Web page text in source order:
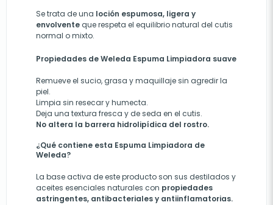
Se trata de una loción espumosa, ligera y
envolvente que respeta el equilibrio natural del cutis
normal o mixto.
Propiedades de Weleda Espuma Limpiadora suave
Remueve el sucio, grasa y maquillaje sin agredir la
piel.
Limpia sin resecar y humecta.
Deja una textura fresca y de seda en el cutis.
No altera la barrera hidrolipídica del rostro.
¿Qué contiene esta Espuma Limpiadora de
Weleda?
La base activa de este producto son sus destilados y
aceites esenciales naturales con propiedades
astringentes, antibacteriales y antiinflamatorias.